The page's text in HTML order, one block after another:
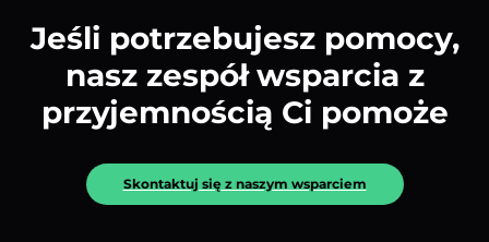
Jeśli potrzebujesz pomocy,
nasz zespół wsparcia z
przyjemnością Ci pomoże
Skontaktuj się z naszym wsparciem